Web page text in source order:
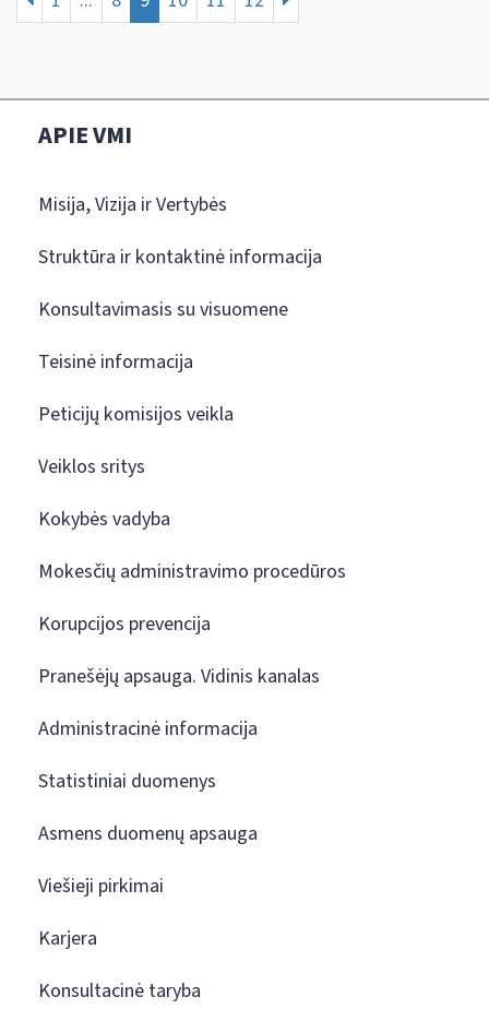
APIE VMI
Misija, Vizija ir Vertybės
Struktūra ir kontaktinė informacija
Konsultavimasis su visuomene
Teisinė informacija
Peticijų komisijos veikla
Veiklos sritys
Kokybės vadyba
Mokesčių administravimo procedūros
Korupcijos prevencija
Pranešėjų apsauga. Vidinis kanalas
Administracinė informacija
Statistiniai duomenys
Asmens duomenų apsauga
Viešieji pirkimai
Karjera
Konsultacinė taryba